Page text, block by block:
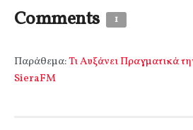
Comments 1
Παράθεμα:Τι Αυξάνει Πραγματικά
SieraFM